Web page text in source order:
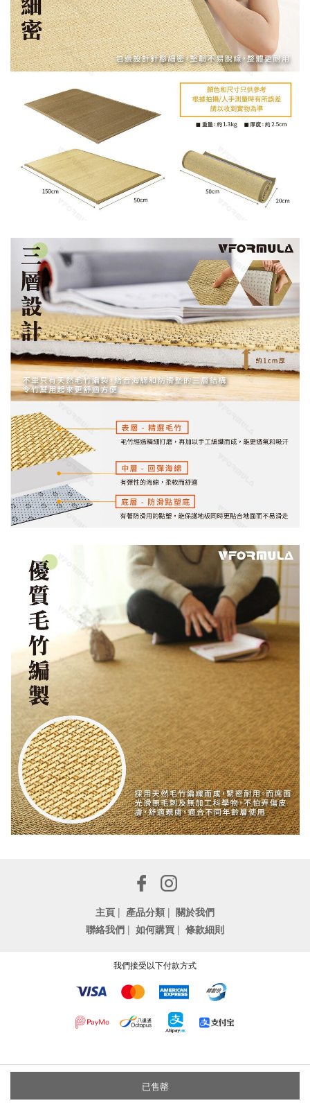
已售罄
主頁 | 產品分類 | 關於我們
聯絡我們 | 如何購買 | 條款細則
我們接受以下付款方式